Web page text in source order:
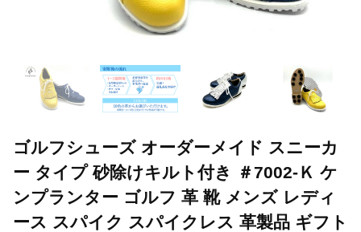
ゴルフシューズ オーダーメイド スニーカ
ー タイプ 砂除けキルト付き ＃7002-Ｋ ケ
ンプランター ゴルフ 革 靴 メンズ レディ
ース スパイク スパイクレス 革製品 ギフト